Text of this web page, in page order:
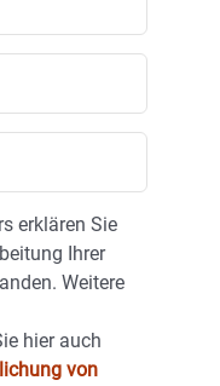
erklären Sie
Ihrer
Weitere
hier auch
von